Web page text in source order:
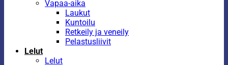
Vapaa-aika
Laukut
Kuntoilu
Retkeily ja veneily
Pelastusliivit
Lelut
Lelut